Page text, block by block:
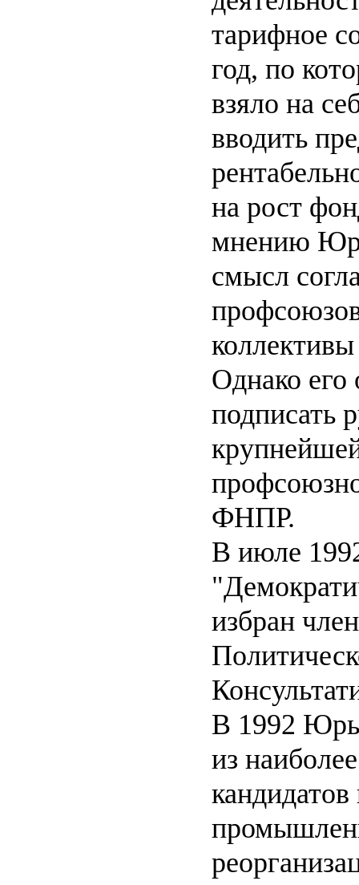
тарифное
год, по
взяло на
вводить
на рост
мнению
смысл
Однако его
подписать
ФНПР.
В июле
избран
В 1992
из